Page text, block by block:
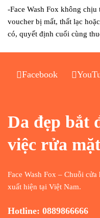
-Face Wash Fox không
voucher bị mất, thất lạc
có, quyết định cuối cùng
Facebook
Da đẹp bắt
việc rửa mặt
Face Wash Fox – Chuỗi
xuất hiện tại Việt Nam.
Hotline: 0889866666